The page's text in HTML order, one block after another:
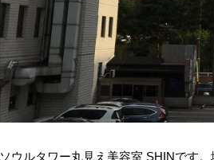
ソウルタワー丸見え美容室 SHINです